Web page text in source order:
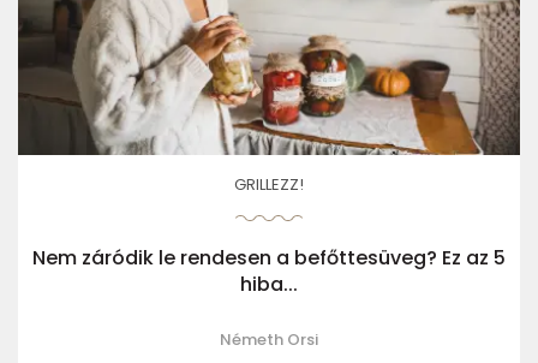
GRILLEZZ!
Nem záródik le rendesen a befőttesüveg? Ez az 5
hiba...
Németh Orsi